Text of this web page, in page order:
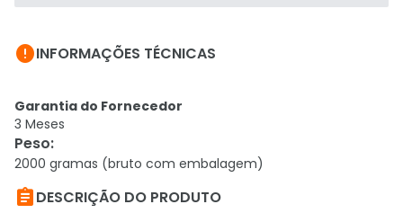
INFORMAÇÕES TÉCNICAS
Garantia do Fornecedor
3 Meses
Peso:
2000 gramas (bruto com embalagem)
DESCRIÇÃO DO PRODUTO